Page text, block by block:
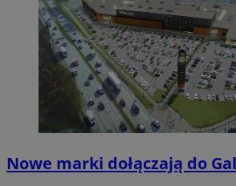
Nowe marki dołączają do